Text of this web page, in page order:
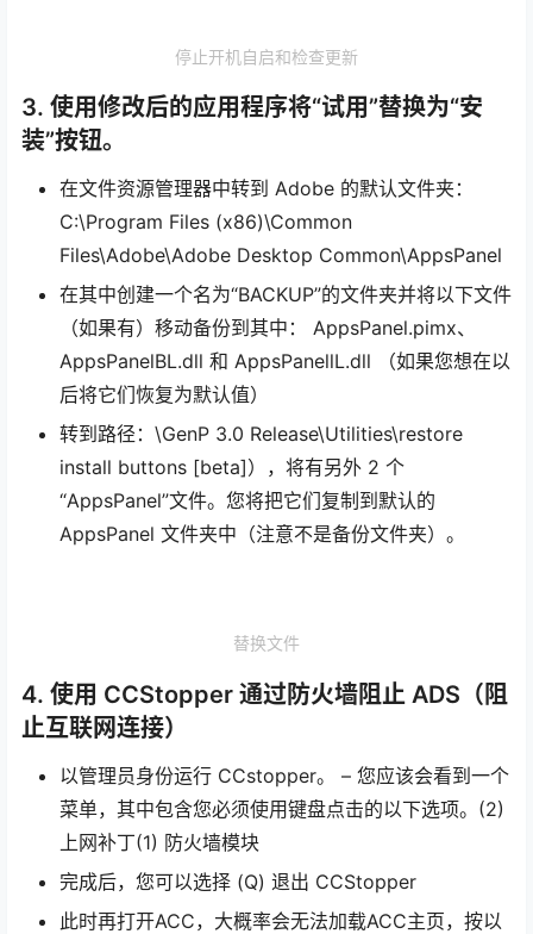
停止开机自启和检查更新
3. 使用修改后的应用程序将“试用”替换为“安
装”按钮。
在文件资源管理器中转到 Adobe 的默认文件夹：
C:\Program Files (x86)\Common
Files\Adobe\Adobe Desktop Common\AppsPanel
在其中创建一个名为“BACKUP”的文件夹并将以下文件
（如果有）移动备份到其中： AppsPanel.pimx、
AppsPanelBL.dll 和 AppsPanellL.dll （如果您想在以
后将它们恢复为默认值）
转到路径：\GenP 3.0 Release\Utilities\restore
install buttons [beta]），将有另外 2 个
“AppsPanel”文件。您将把它们复制到默认的
AppsPanel 文件夹中（注意不是备份文件夹）。
替换文件
4. 使用 CCStopper 通过防火墙阻止 ADS（阻
止互联网连接）
以管理员身份运行 CCstopper。 – 您应该会看到一个
菜单，其中包含您必须使用键盘点击的以下选项。(2)
上网补丁(1) 防火墙模块
完成后，您可以选择 (Q) 退出 CCStopper
此时再打开ACC，大概率会无法加载ACC主页，按以